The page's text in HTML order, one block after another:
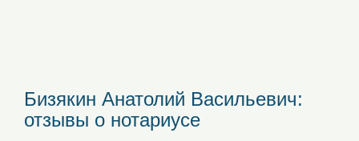
Бизякин Анатолий Васильевич:
отзывы о нотариусе